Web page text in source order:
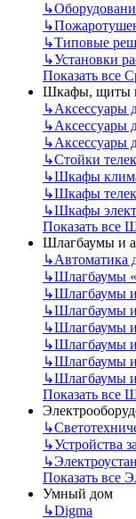
↳
↳
↳Типовые
↳Установки
Показать все
Шкафы, щиты
↳Аксессуары
↳Аксессуары
↳Аксессуары
↳Стойки
↳Шкафы
↳Шкафы
↳Шкафы
Показать все
Шлагбаумы и
↳Автоматика
↳Шлагбаумы
↳Шлагбаумы и
↳Шлагбаумы и
↳Шлагбаумы
↳Шлагбаумы и
↳Шлагбаумы и
↳Шлагбаумы и
Показать все
↳
↳Устройства
↳
Показать все
Умный дом
↳Digma